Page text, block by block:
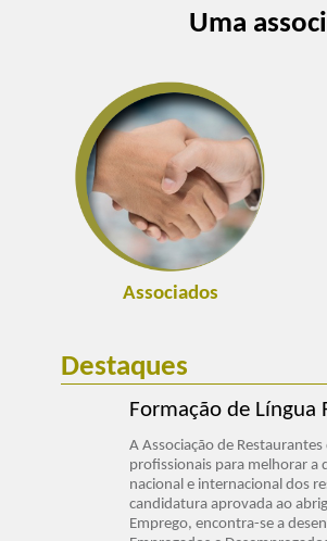
Uma
Associados
Destaques
Formação de Língua
A Associação de
profissionais para melhorar a
nacional e internacional dos
candidatura aprovada ao
Emprego, encontra-se a